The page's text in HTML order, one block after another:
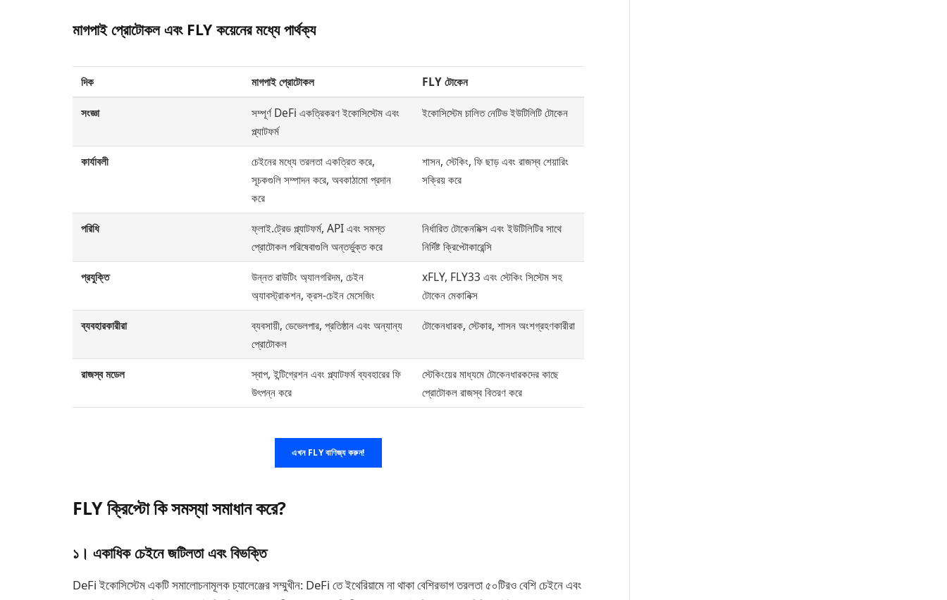
মাগপাই প্রোটোকল এবং FLY কয়েনের মধ্যে পার্থক্য
দিক মাগপাই প্রোটোকল
FLY টোকেন
সংজ্ঞা
সম্পূর্ণ DeFi একত্রিকরণ ইকোসিস্টেম এবং
প্ল্যাটফর্ম
ইকোসিস্টেম চালিত নেটিভ ইউটিলিটি টোকেন
কার্যাবলী
চেইনের মধ্যে তরলতা একত্রিত করে,
সূচকগুলি সম্পাদন করে, অবকাঠামো প্রদান
করে
শাসন, স্টেকিং, ফি ছাড় এবং রাজস্ব শেয়ারিং
সক্রিয় করে
পরিধি
ফ্লাই.ট্রেড প্ল্যাটফর্ম, API এবং সমস্ত
প্রোটোকল পরিষেবাগুলি অন্তর্ভুক্ত করে
নির্ধারিত টোকেনমিক্স এবং ইউটিলিটির সাথে
নির্দিষ্ট ক্রিপ্টোকারেন্সি
প্রযুক্তি
উন্নত রাউটিং অ্যালগরিদম, চেইন
অ্যাবস্ট্রাকশন, ক্রস-চেইন মেসেজিং
xFLY, FLY33 এবং স্টেকিং সিস্টেম সহ
টোকেন মেকানিক্স
ব্যবহারকারীরা
ব্যবসায়ী, ডেভেলপার, প্রতিষ্ঠান এবং অন্যান্য
প্রোটোকল
টোকেনধারক, স্টেকার, শাসন অংশগ্রহণকারীরা
রাজস্ব মডেল
স্বাপ, ইন্টিগ্রেশন এবং প্ল্যাটফর্ম ব্যবহারের ফি
উৎপন্ন করে
স্টেকিংয়ের মাধ্যমে টোকেনধারকদের কাছে
প্রোটোকল রাজস্ব বিতরণ করে
এখন FLY বাণিজ্য করুন!
FLY ক্রিপ্টো কি সমস্যা সমাধান করে?
১। একাধিক চেইনে জটিলতা এবং বিভক্তি
DeFi ইকোসিস্টেম একটি সমালোচনামূলক চ্যালেঞ্জের সম্মুখীন: DeFi তে ইথেরিয়ামে না থাকা বেশিরভাগ তরলতা ৫০টিরও বেশি চেইনে এবং